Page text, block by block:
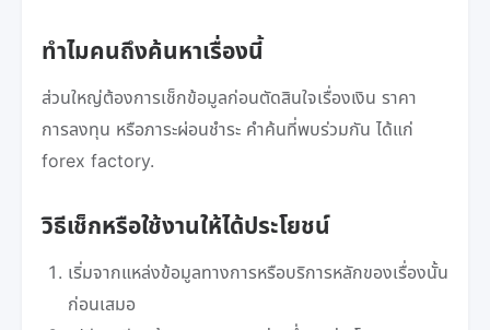
ทำไมคนถึงค้นหาเรื่องนี้
ส่วนใหญ่ต้องการเช็กข้อมูลก่อนตัดสินใจเรื่องเงิน ราคา
การลงทุน หรือภาระผ่อนชำระ คำค้นที่พบร่วมกัน ได้แก่
forex factory.
วิธีเช็กหรือใช้งานให้ได้ประโยชน์
เริ่มจากแหล่งข้อมูลทางการหรือบริการหลักของเรื่องนั้น
ก่อนเสมอ